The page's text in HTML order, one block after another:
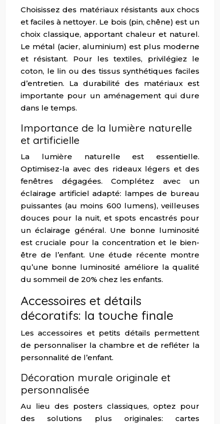
Choisissez des matériaux résistants aux chocs
et faciles à nettoyer. Le bois (pin, chêne) est un
choix classique, apportant chaleur et naturel.
Le métal (acier, aluminium) est plus moderne
et résistant. Pour les textiles, privilégiez le
coton, le lin ou des tissus synthétiques faciles
d’entretien. La durabilité des matériaux est
importante pour un aménagement qui dure
dans le temps.
Importance de la lumière naturelle
et artificielle
La lumière naturelle est essentielle.
Optimisez-la avec des rideaux légers et des
fenêtres dégagées. Complétez avec un
éclairage artificiel adapté: lampes de bureau
puissantes (au moins 600 lumens), veilleuses
douces pour la nuit, et spots encastrés pour
un éclairage général. Une bonne luminosité
est cruciale pour la concentration et le bien-
être de l’enfant. Une étude récente montre
qu’une bonne luminosité améliore la qualité
du sommeil de 20% chez les enfants.
Accessoires et détails
décoratifs: la touche finale
Les accessoires et petits détails permettent
de personnaliser la chambre et de refléter la
personnalité de l’enfant.
Décoration murale originale et
personnalisée
Au lieu des posters classiques, optez pour
des solutions plus originales: cartes